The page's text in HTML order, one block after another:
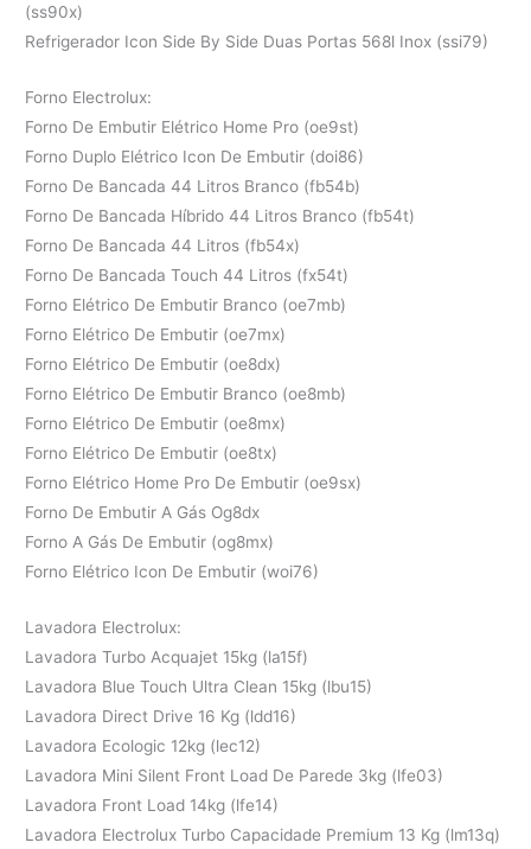
(ss90x)
Refrigerador Icon Side By Side Duas Portas 568l Inox (ssi79)
Forno Electrolux:
Forno De Embutir Elétrico Home Pro (oe9st)
Forno Duplo Elétrico Icon De Embutir (doi86)
Forno De Bancada 44 Litros Branco (fb54b)
Forno De Bancada Híbrido 44 Litros Branco (fb54t)
Forno De Bancada 44 Litros (fb54x)
Forno De Bancada Touch 44 Litros (fx54t)
Forno Elétrico De Embutir Branco (oe7mb)
Forno Elétrico De Embutir (oe7mx)
Forno Elétrico De Embutir (oe8dx)
Forno Elétrico De Embutir Branco (oe8mb)
Forno Elétrico De Embutir (oe8mx)
Forno Elétrico De Embutir (oe8tx)
Forno Elétrico Home Pro De Embutir (oe9sx)
Forno De Embutir A Gás Og8dx
Forno A Gás De Embutir (og8mx)
Forno Elétrico Icon De Embutir (woi76)
Lavadora Electrolux:
Lavadora Turbo Acquajet 15kg (la15f)
Lavadora Blue Touch Ultra Clean 15kg (lbu15)
Lavadora Direct Drive 16 Kg (ldd16)
Lavadora Ecologic 12kg (lec12)
Lavadora Mini Silent Front Load De Parede 3kg (lfe03)
Lavadora Front Load 14kg (lfe14)
Lavadora Electrolux Turbo Capacidade Premium 13 Kg (lm13q)